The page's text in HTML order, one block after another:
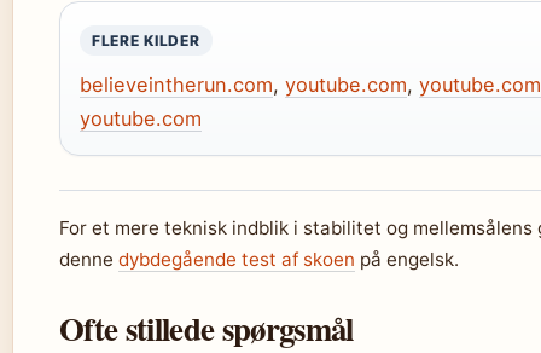
FLERE KILDER
believeintherun.com, youtube.com, youtube.com
youtube.com
For et mere teknisk indblik i stabilitet og
denne dybdegående test af skoen på engelsk.
Ofte stillede spørgsmål